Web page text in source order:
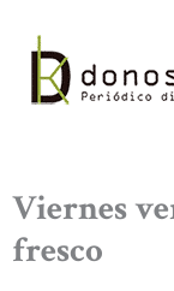
contenido
Viernes
fresco